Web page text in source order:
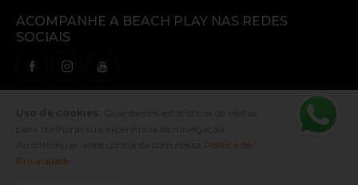
Política de
Privacidade
ACOMPANHE A BEACH PLAY NAS REDES
SOCIAIS
Beach Play